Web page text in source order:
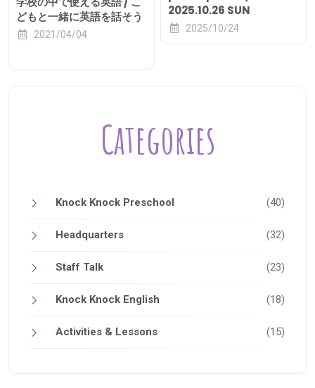
どもと一緒に英語を話そう
2021/04/04
2025.10.26 SUN
2025/10/24
Categories
Knock Knock Preschool (40)
Headquarters (32)
Staff Talk (23)
Knock Knock English (18)
Activities & Lessons (15)